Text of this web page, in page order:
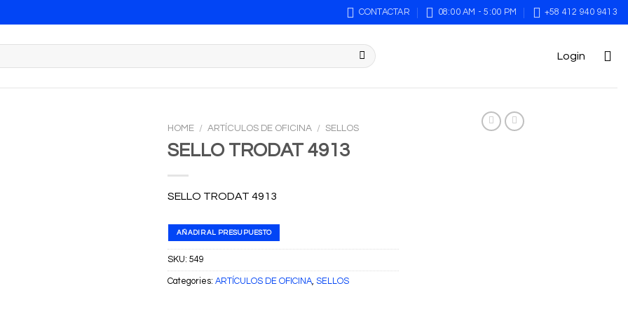
CONTACTAR 08:00 AM - 5:00 PM +58 412 940 9413
Login
HOME / ARTÍCULOS DE OFICINA / SELLOS
SELLO TRODAT 4913
SELLO TRODAT 4913
AÑADIR AL PRESUPUESTO
SKU: 549
Categories: ARTÍCULOS DE OFICINA SELLOS